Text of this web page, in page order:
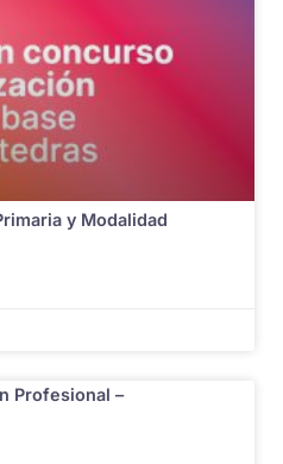
y Modalidad
Profesional –